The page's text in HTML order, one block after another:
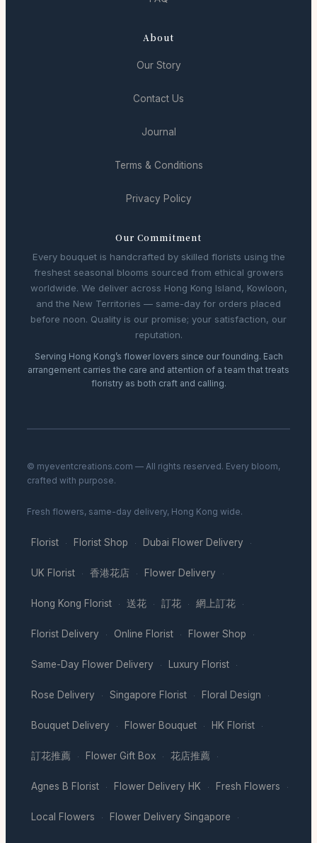
About
Our Story
Contact Us
Journal
Terms & Conditions
Privacy Policy
Our Commitment
Every bouquet is handcrafted by skilled florists using the
freshest seasonal blooms sourced from ethical growers
worldwide. We deliver across Hong Kong Island, Kowloon,
and the New Territories — same-day for orders placed
before noon. Quality is our promise; your satisfaction, our
reputation.
Serving Hong Kong’s flower lovers since our founding. Each
arrangement carries the care and attention of a team that treats
floristry as both craft and calling.
© myeventcreations.com — All rights reserved. Every bloom,
crafted with purpose.
Fresh flowers, same-day delivery, Hong Kong wide.
Florist · Florist Shop · Dubai Flower Delivery ·
UK Florist · 香港花店 · Flower Delivery ·
Hong Kong Florist · 送花 · 訂花 · 網上訂花 ·
Florist Delivery · Online Florist · Flower Shop ·
Same-Day Flower Delivery · Luxury Florist ·
Rose Delivery · Singapore Florist · Floral Design ·
Bouquet Delivery · Flower Bouquet · HK Florist ·
訂花推薦 · Flower Gift Box · 花店推薦 ·
Agnes B Florist · Flower Delivery HK · Fresh Flowers ·
Local Flowers · Flower Delivery Singapore ·